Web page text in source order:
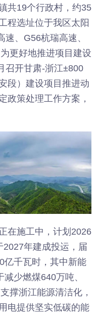
共19个行政村，约35
程选址位于我区太阳
、G56杭瑞高速、
更好地推进项目建设
召开甘肃-浙江±800
段）建设项目推进动
政策处理工作方案，
在施工中，计划2026
年建成投运，届
亿千瓦时，其中新能
少燃煤640万吨、
撑浙江能源清洁化，
电提供坚实低碳的能